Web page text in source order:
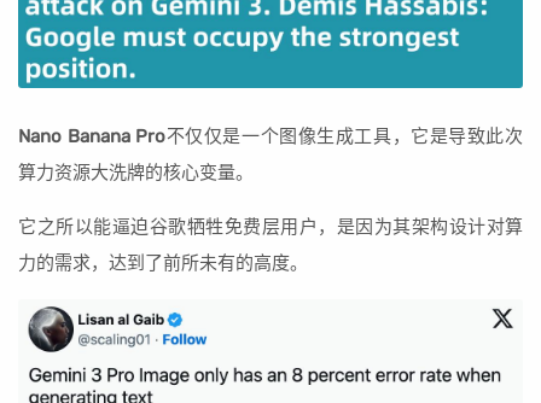
Nano Banana Pro不仅仅是一个图像生成工具，它是导致此次
算力资源大洗牌的核心变量。
它之所以能逼迫谷歌牺牲免费层用户，是因为其架构设计对算
力的需求，达到了前所未有的高度。